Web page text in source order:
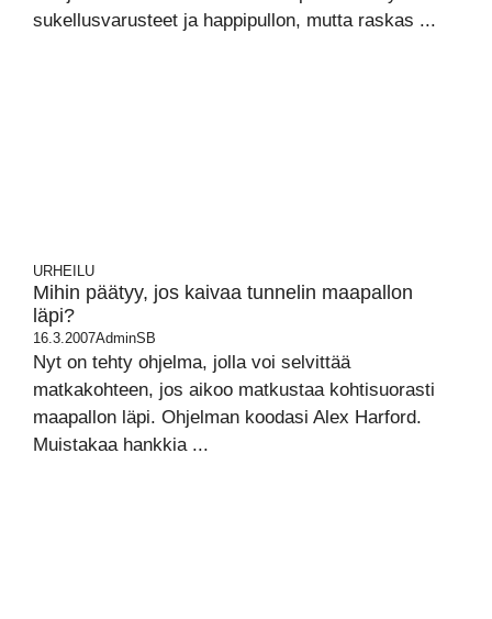
sukellusvarusteet ja happipullon, mutta raskas ...
URHEILU
Mihin päätyy, jos kaivaa tunnelin maapallon
läpi?
16.3.2007AdminSB
Nyt on tehty ohjelma, jolla voi selvittää
matkakohteen, jos aikoo matkustaa kohtisuorasti
maapallon läpi. Ohjelman koodasi Alex Harford.
Muistakaa hankkia ...